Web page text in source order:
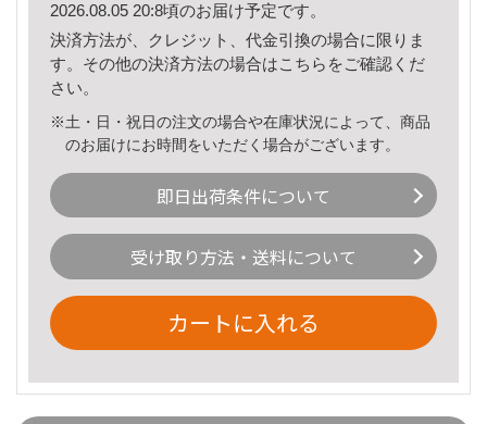
2026.08.05 20:8頃のお届け予定です。
決済方法が、クレジット、代金引換の場合に限りま
す。その他の決済方法の場合はこちら をご確認くだ
さい。
※土・日・祝日の注文の場合や在庫状況によって、商品
のお届けにお時間をいただく場合がございます。
即日出荷条件について
受け取り方法・送料について
カートに入れる